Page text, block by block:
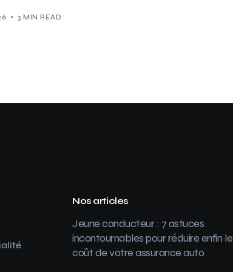
3 MIN READ
Nos articles
Jeune conducteur : 7 astuces
incontournables pour réduire enfin le
coût de votre assurance auto